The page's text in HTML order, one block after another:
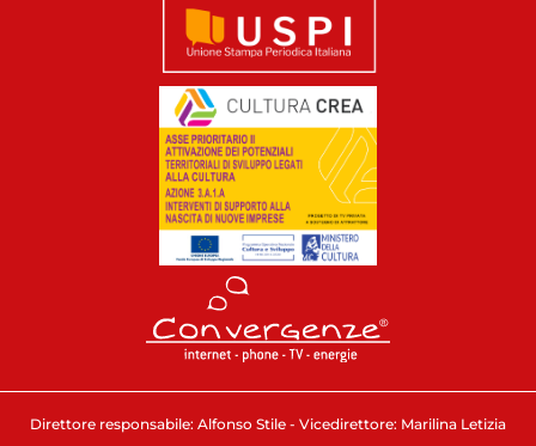
Direttore responsabile: Alfonso Stile - Vicedirettore: Marilina Letizia